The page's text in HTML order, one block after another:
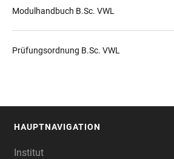
Modulhandbuch B.Sc. VWL
Prüfungsordnung B.Sc. VWL
HAUPTNAVIGATION
Institut